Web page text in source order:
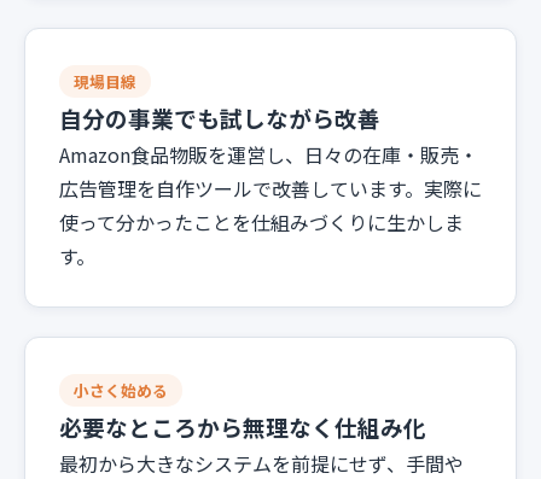
現場目線
自分の事業でも試しながら改善
Amazon食品物販を運営し、日々の在庫・販売・
広告管理を自作ツールで改善しています。実際に
使って分かったことを仕組みづくりに生かしま
す。
小さく始める
必要なところから無理なく仕組み化
最初から大きなシステムを前提にせず、手間や